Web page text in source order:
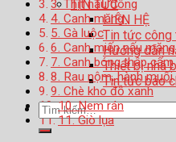
TIN TỨC
LIÊN HỆ
Tin tức công
Hướng dẫn
Thiết bị nhà
Tin tức báo
Tìm
kiếm:
3. Thịt nấu đông
4. Canh măng
5. Gà luộc
6. Canh miến nấu măng
7. Canh bóng thập cẩm
8. Rau nộm, hành muối
9. Chè kho đỗ xanh
10. Nem rán
11. Giò lụa